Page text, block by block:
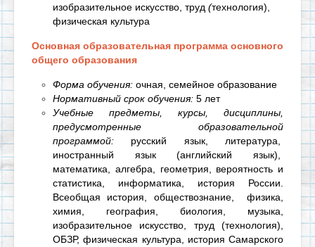
изобразительное искусство, труд (технология),
физическая культура
Основная образовательная программа основного
общего образования
Форма обучения: очная, семейное образование
Нормативный срок обучения: 5 лет
Учебные предметы, курсы, дисциплины,
предусмотренные образовательной
программой: русский язык,
литература,
иностранный язык (английский язык),
математика, алгебра, геометрия, вероятность и
статистика, информатика,
история России.
Всеобщая история,
обществознание,
физика,
химия, география, биология,
музыка,
изобразительное искусство, труд (технология),
ОБЗР, физическая культура, история Самарского